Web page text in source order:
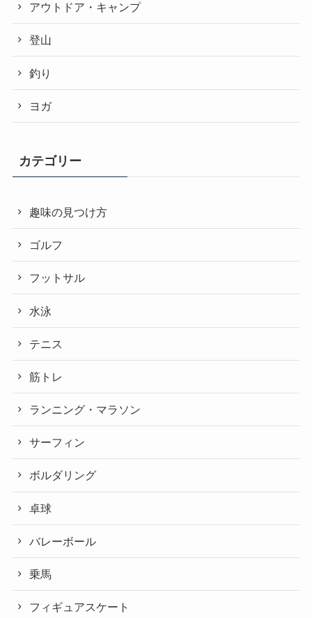
アウトドア・キャンプ
登山
釣り
ヨガ
カテゴリー
趣味の見つけ方
ゴルフ
フットサル
水泳
テニス
筋トレ
ランニング・マラソン
サーフィン
ボルダリング
卓球
バレーボール
乗馬
フィギュアスケート